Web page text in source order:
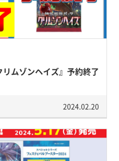
リムゾンヘイズ』予約終了
2024.02.20